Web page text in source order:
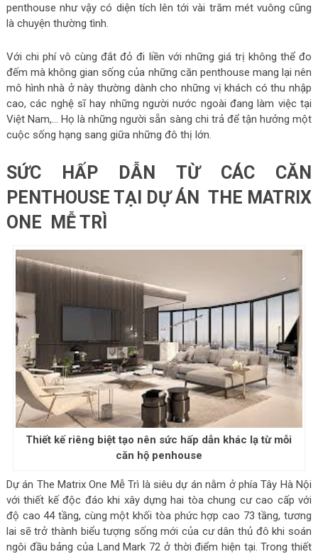
penthouse như vậy có diện tích lên tới vài trăm mét vuông cũng
là chuyện thường tình.
Với chi phí vô cùng đắt đỏ đi liền với những giá trị không thể đo
đếm mà không gian sống của những căn penthouse mang lại nên
mô hình nhà ở này thường dành cho những vị khách có thu nhập
cao, các nghệ sĩ hay những người nước ngoài đang làm việc tại
Việt Nam,… Họ là những người sẵn sàng chi trả để tận hưởng một
cuộc sống hạng sang giữa những đô thị lớn.
SỨC HẤP DẪN TỪ CÁC CĂN
PENTHOUSE TẠI DỰ ÁN THE MATRIX
ONE MỄ TRÌ
Thiết kế riêng biệt tạo nên sức hấp dẫn khác lạ từ mỗi
căn hộ penhouse
Dự án The Matrix One Mễ Trì là siêu dự án nằm ở phía Tây Hà Nội
với thiết kế độc đáo khi xây dựng hai tòa chung cư cao cấp với
độ cao 44 tầng, cùng một khối tòa phức hợp cao 73 tầng, tương
lai sẽ trở thành biểu tượng sống mới của cư dân thủ đô khi soán
ngôi đầu bảng của Land Mark 72 ở thời điểm hiện tại. Trong thiết